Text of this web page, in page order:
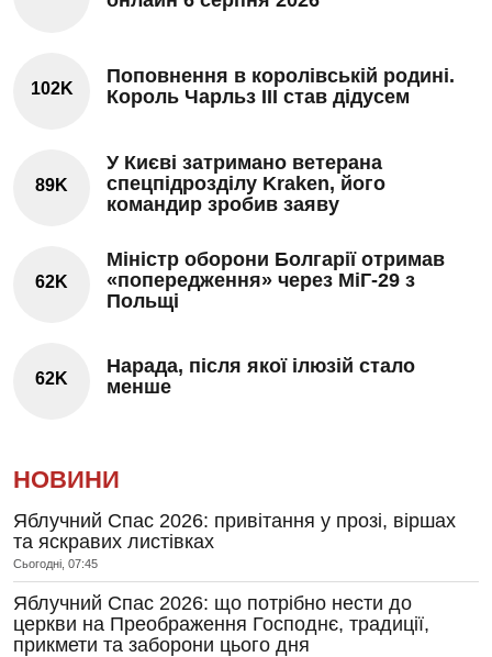
102K
Поповнення в королівській родині.
Король Чарльз III став дідусем
89K
У Києві затримано ветерана
спецпідрозділу Kraken, його
командир зробив заяву
62K
Міністр оборони Болгарії отримав
«попередження» через МіГ-29 з
Польщі
62K
Нарада, після якої ілюзій стало
менше
НОВИНИ
Яблучний Спас 2026: привітання у прозі, віршах
та яскравих листівках
Сьогодні, 07:45
Яблучний Спас 2026: що потрібно нести до
церкви на Преображення Господнє, традиції,
прикмети та заборони цього дня